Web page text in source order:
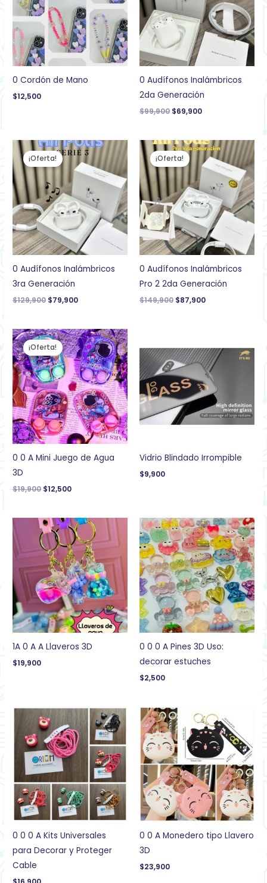
0 Cordón de Mano
$12,500
0 Audífonos Inalámbricos
2da Generación
$99,900 $69,900
¡Oferta!
0 Audífonos Inalámbricos
3ra Generación
$129,900
El
precio
original
$129,900.
$79,900
El
precio
actual
es:
$79,900.
¡Oferta!
0 Audífonos Inalámbricos
Pro 2 2da Generación
$149,900
El
precio
original
$149,900.
$87,900
El
precio
actual
es:
$87,900.
¡Oferta!
0 0 A Mini Juego de Agua
3D
$19,900
El
precio
original
era:
$19,900.
$12,500
El
precio
actual
es:
$12,500.
Vidrio Blindado Irrompible
$9,900
1A 0 A A Llaveros 3D
$19,900
0 0 0 A Pines 3D Uso:
decorar estuches
$2,500
0 0 0 A Kits Universales
para Decorar y Proteger
Cable
0 0 A Monedero tipo Llavero
3D
$23,900